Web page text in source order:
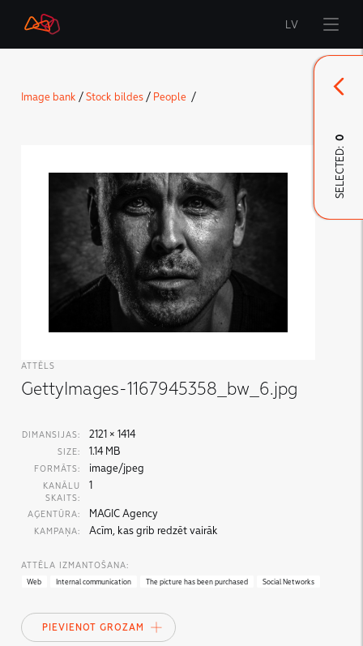
Start
LMT Defence
Downloads and news
Developed materials
LV
Image bank /Stock bildes/ People /
ATTĒLS
GettyImages-1167945358_bw_6.jpg
DIMANSIJAS: 2121 × 1414
SIZE: 1.14 MB
FORMĀTS: image/jpeg
KANĀLU
SKAITS:
1
AĢENTŪRA: MAGIC Agency
KAMPAŅA: Acīm, kas grib redzēt vairāk
ATTĒLA IZMANTOŠANA:
Web Internal communication The picture has been purchased Social Networks
PIEVIENOT GROZAM
SELECTED:
0